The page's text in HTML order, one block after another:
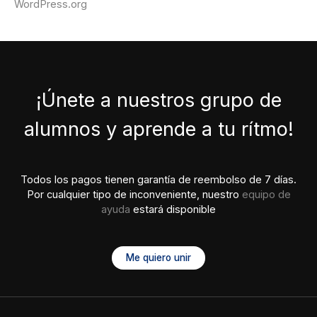
WordPress.org
¡Únete a nuestros grupo de
alumnos y aprende a tu rítmo!
Todos los pagos tienen garantía de reembolso de 7 días.
Por cualquier tipo de inconveniente, nuestro equipo de
ayuda estará disponible
Me quiero unir